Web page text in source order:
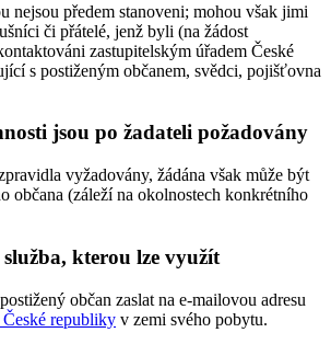
nejsou předem stanoveni; mohou však jimi
či přátelé, jenž byli (na žádost
zastupitelským úřadem České
s postiženým občanem, svědci, pojišťovna
jsou po žadateli požadovány
vyžadovány, žádána však může být
občana (záleží na okolnostech konkrétního
kterou lze využít
občan zaslat na e-mailovou adresu
České republiky v zemi svého pobytu.